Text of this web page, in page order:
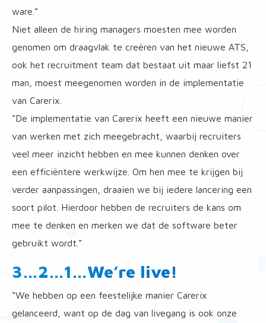
ware.”
Niet alleen de hiring managers moesten mee worden
genomen om draagvlak te creëren van het nieuwe ATS,
ook het recruitment team dat bestaat uit maar liefst 21
man, moest meegenomen worden in de implementatie
van Carerix.
“De implementatie van Carerix heeft een nieuwe manier
van werken met zich meegebracht, waarbij recruiters
veel meer inzicht hebben en mee kunnen denken over
een efficiëntere werkwijze. Om hen mee te krijgen bij
verder aanpassingen, draaien we bij iedere lancering een
soort pilot. Hierdoor hebben de recruiters de kans om
mee te denken en merken we dat de software beter
gebruikt wordt.”
3…2…1…We’re live!
“We hebben op een feestelijke manier Carerix
gelanceerd, want op de dag van livegang is ook onze